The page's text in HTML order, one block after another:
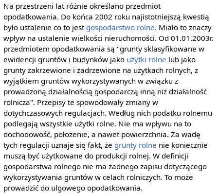
Na przestrzeni lat różnie określano przedmiot
opodatkowania. Do końca 2002 roku najistotniejszą kwestią
było ustalenie co to jest gospodarstwo rolne. Miało to znaczy
wpływ na ustalenie wielkości nieruchomości. Od 01.01.2003r.
przedmiotem opodatkowania są "grunty sklasyfikowane w
ewidencji gruntów i budynków jako użytki rolne lub jako
grunty zakrzewione i zadrzewione na użytkach rolnych, z
wyjątkiem gruntów wykorzystywanych w związku z
prowadzoną działalnością gospodarczą inną niż działalność
rolnicza". Przepisy te spowodowały zmiany w
dotychczasowych regulacjach. Według nich podatku rolnemu
podlegają wszystkie użytki rolne. Nie ma wpływu na to
dochodowość, położenie, a nawet powierzchnia. Za wadę
tych regulacji uznaje się fakt, że grunty rolne nie koniecznie
muszą być użytkowane do produkcji rolnej. W definicji
gospodarstwa rolnego nie ma żadnego zapisu dotyczącego
wykorzystywania gruntów w celach rolniczych. To może
prowadzić do ulgowego opodatkowania.